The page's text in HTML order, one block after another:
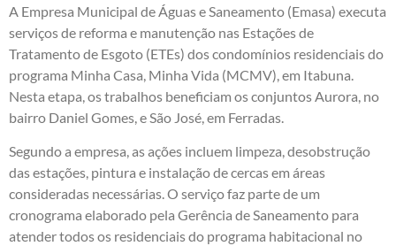
A Empresa Municipal de Águas e Saneamento (Emasa) executa
serviços de reforma e manutenção nas Estações de
Tratamento de Esgoto (ETEs) dos condomínios residenciais do
programa Minha Casa, Minha Vida (MCMV), em Itabuna.
Nesta etapa, os trabalhos beneficiam os conjuntos Aurora, no
bairro Daniel Gomes, e São José, em Ferradas.
Segundo a empresa, as ações incluem limpeza, desobstrução
das estações, pintura e instalação de cercas em áreas
consideradas necessárias. O serviço faz parte de um
cronograma elaborado pela Gerência de Saneamento para
atender todos os residenciais do programa habitacional no